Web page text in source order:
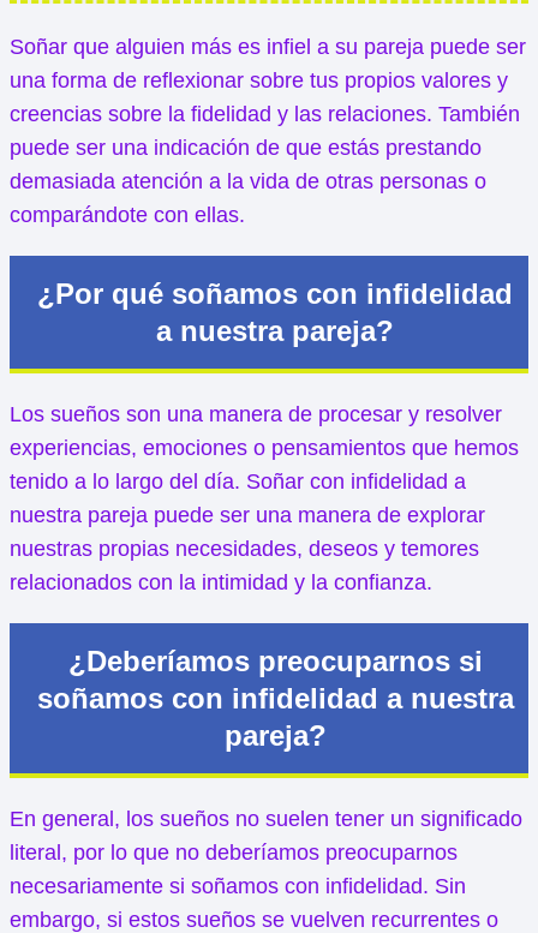
Soñar que alguien más es infiel a su pareja puede ser
una forma de reflexionar sobre tus propios valores y
creencias sobre la fidelidad y las relaciones. También
puede ser una indicación de que estás prestando
demasiada atención a la vida de otras personas o
comparándote con ellas.
¿Por qué soñamos con infidelidad
a nuestra pareja?
Los sueños son una manera de procesar y resolver
experiencias, emociones o pensamientos que hemos
tenido a lo largo del día. Soñar con infidelidad a
nuestra pareja puede ser una manera de explorar
nuestras propias necesidades, deseos y temores
relacionados con la intimidad y la confianza.
¿Deberíamos preocuparnos si
soñamos con infidelidad a nuestra
pareja?
En general, los sueños no suelen tener un significado
literal, por lo que no deberíamos preocuparnos
necesariamente si soñamos con infidelidad. Sin
embargo, si estos sueños se vuelven recurrentes o